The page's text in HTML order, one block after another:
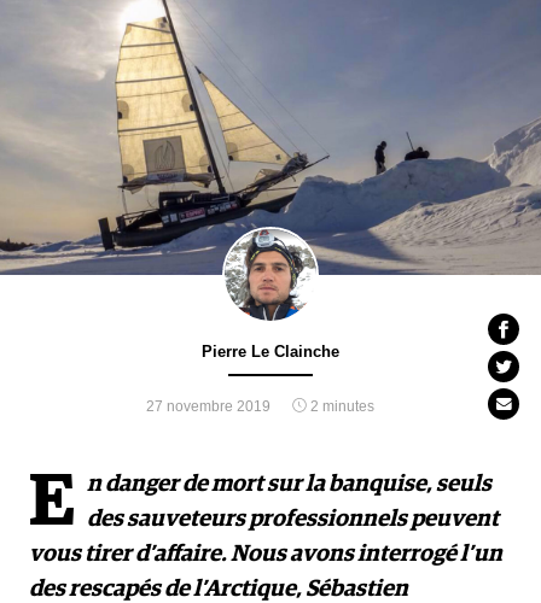
Pierre Le Clainche
27 novembre 2019 2 minutes
E n danger de mort sur la banquise, seuls
des sauveteurs professionnels peuvent
vous tirer d’affaire. Nous avons interrogé l’un
des rescapés de l’Arctique, Sébastien